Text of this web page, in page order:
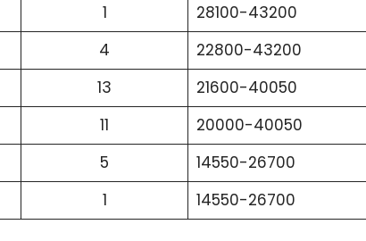
1
28100-43200
4
22800-43200
13
21600-40050
11
20000-40050
5
14550-26700
1 14550-26700